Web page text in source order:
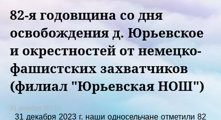
82-я годовщина со дня
освобождения д. Юрьевское
и окрестностей от немецко-
фашистских захватчиков
(филиал "Юрьевская НОШ")
31 декабря 2023 г.
31 декабря 2023 г. наши односельчане отметили 82